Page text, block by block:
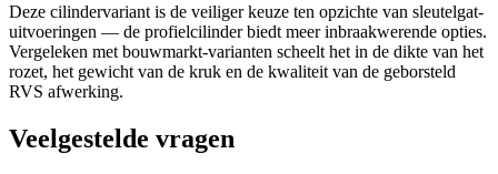
Deze cilindervariant is de veiliger keuze ten opzichte van sleutelgat-
uitvoeringen — de profielcilinder biedt meer inbraakwerende opties.
Vergeleken met bouwmarkt-varianten scheelt het in de dikte van het
rozet, het gewicht van de kruk en de kwaliteit van de geborsteld
RVS afwerking.
Veelgestelde vragen